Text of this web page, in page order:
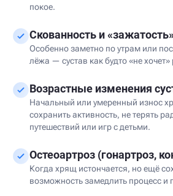
покое.
Скованность и
Особенно заметно по утрам или
лёжа — сустав как будто «не хочет»
Возрастные изменения
Начальный или умеренный износ
сохранить активность, не терять
путешествий или игр с детьми.
Остеоартроз (гонартроз,
Когда хрящ истончается, но ещё
возможность замедлить процесс и